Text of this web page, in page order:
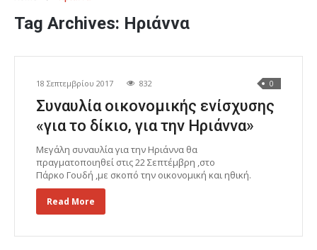
Tag Archives: Ηριάννα
18 Σεπτεμβρίου 2017 832 0
Συναυλία οικονομικής ενίσχυσης
«για το δίκιο, για την Ηριάννα»
Μεγάλη συναυλία για την Ηριάννα θα
πραγματοποιηθεί στις 22 Σεπτέμβρη ,στο
Πάρκο Γουδή ,με σκοπό την οικονομική και ηθική.
Read More